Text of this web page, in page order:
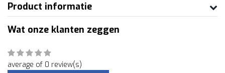
Product informatie
Wat onze klanten zeggen
average of 0 review(s)